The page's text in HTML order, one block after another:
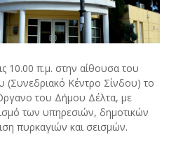
10.00 π.μ. στην αίθουσα του
(Συνεδριακό Κέντρο Σίνδου) το
του Δήμου Δέλτα, με
των υπηρεσιών, δημοτικών
πυρκαγιών και σεισμών.